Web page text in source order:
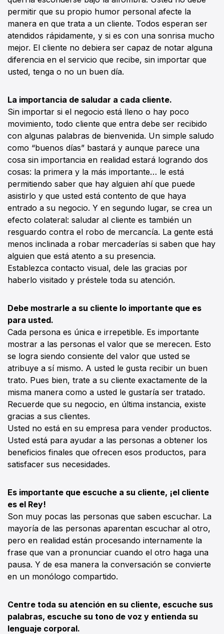
permitir que su propio humor personal afecte la
manera en que trata a un cliente. Todos esperan ser
atendidos rápidamente, y si es con una sonrisa mucho
mejor. El cliente no debiera ser capaz de notar alguna
diferencia en el servicio que recibe, sin importar que
usted, tenga o no un buen día.
La importancia de saludar a cada cliente.
Sin importar si el negocio está lleno o hay poco
movimiento, todo cliente que entra debe ser recibido
con algunas palabras de bienvenida. Un simple saludo
como “buenos días” bastará y aunque parece una
cosa sin importancia en realidad estará logrando dos
cosas: la primera y la más importante… le está
permitiendo saber que hay alguien ahí que puede
asistirlo y que usted está contento de que haya
entrado a su negocio. Y en segundo lugar, se crea un
efecto colateral: saludar al cliente es también un
resguardo contra el robo de mercancía. La gente está
menos inclinada a robar mercaderías si saben que hay
alguien que está atento a su presencia.
Establezca contacto visual, dele las gracias por
haberlo visitado y préstele toda su atención.
Debe mostrarle a su cliente lo importante que es
para usted.
Cada persona es única e irrepetible. Es importante
mostrar a las personas el valor que se merecen. Esto
se logra siendo consiente del valor que usted se
atribuye a sí mismo. A usted le gusta recibir un buen
trato. Pues bien, trate a su cliente exactamente de la
misma manera como a usted le gustaría ser tratado.
Recuerde que su negocio, en última instancia, existe
gracias a sus clientes.
Usted no está en su empresa para vender productos.
Usted está para ayudar a las personas a obtener los
beneficios finales que ofrecen esos productos, para
satisfacer sus necesidades.
Es importante que escuche a su cliente, ¡el cliente
es el Rey!
Son muy pocas las personas que saben escuchar. La
mayoría de las personas aparentan escuchar al otro,
pero en realidad están procesando internamente la
frase que van a pronunciar cuando el otro haga una
pausa. Y de esa manera la conversación se convierte
en un monólogo compartido.
Centre toda su atención en su cliente, escuche sus
palabras, escuche su tono de voz y entienda su
lenguaje corporal.